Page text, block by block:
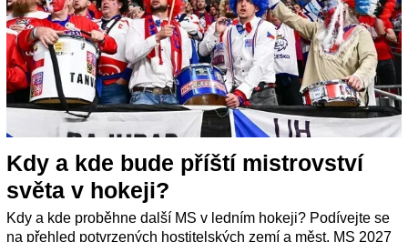
Kdy a kde bude příští mistrovství
světa v hokeji?
Kdy a kde proběhne další MS v ledním hokeji? Podívejte se
na přehled potvrzených hostitelských zemí a měst. MS 2027